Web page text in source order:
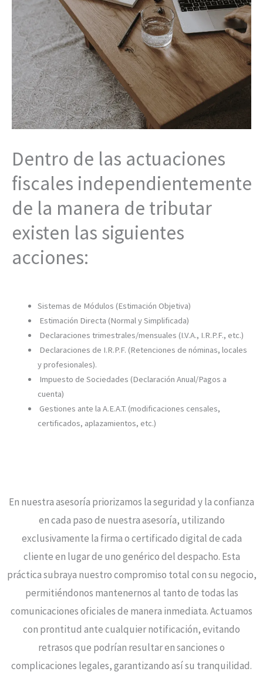
Dentro de las actuaciones
fiscales independientemente
de la manera de tributar
existen las siguientes
acciones:
Sistemas de Módulos (Estimación Objetiva)
Estimación Directa (Normal y Simplificada)
Declaraciones trimestrales/mensuales (I.V.A., I.R.P.F., etc.)
Declaraciones de I.R.P.F. (Retenciones de nóminas, locales
y profesionales).
Impuesto de Sociedades (Declaración Anual/Pagos a
cuenta)
Gestiones ante la A.E.A.T. (modificaciones censales,
certificados, aplazamientos, etc.)
En nuestra asesoría priorizamos la seguridad y la confianza
en cada paso de nuestra asesoría, utilizando
exclusivamente la firma o certificado digital de cada
cliente en lugar de uno genérico del despacho. Esta
práctica subraya nuestro compromiso total con su negocio,
permitiéndonos mantenernos al tanto de todas las
comunicaciones oficiales de manera inmediata. Actuamos
con prontitud ante cualquier notificación, evitando
retrasos que podrían resultar en sanciones o
complicaciones legales, garantizando así su tranquilidad.